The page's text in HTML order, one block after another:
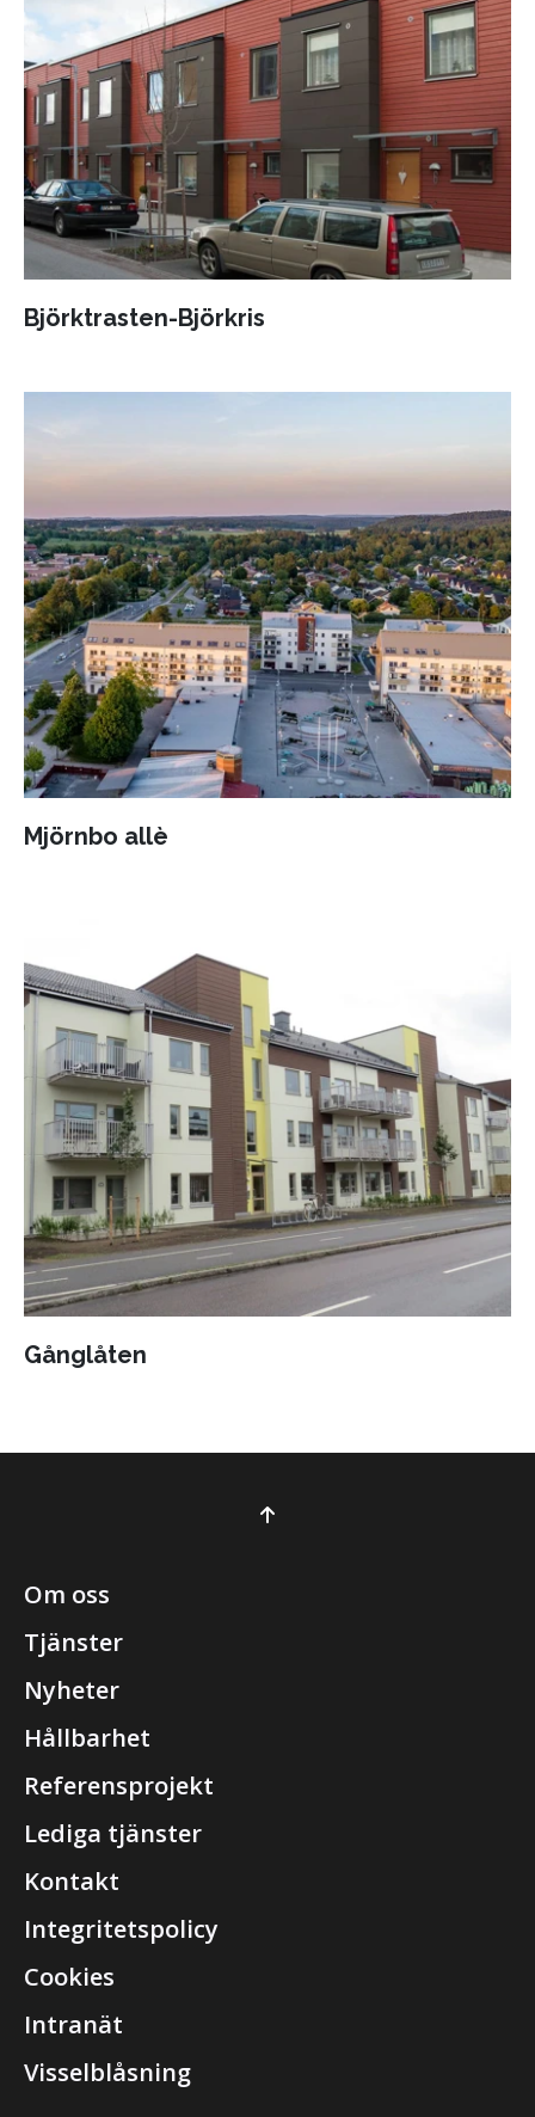
Björktrasten-Björkris
Mjörnbo allè
Gånglåten
Om oss
Tjänster
Nyheter
Hållbarhet
Referensprojekt
Lediga tjänster
Kontakt
Integritetspolicy
Cookies
Intranät
Visselblåsning